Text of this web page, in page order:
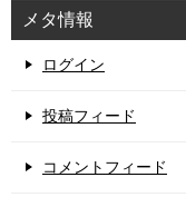
メタ情報
ログイン
投稿フィード
コメントフィード